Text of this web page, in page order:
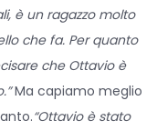
è un ragazzo molto
che fa. Per quanto
che Ottavio è
Ma capiamo meglio
“Ottavio è stato